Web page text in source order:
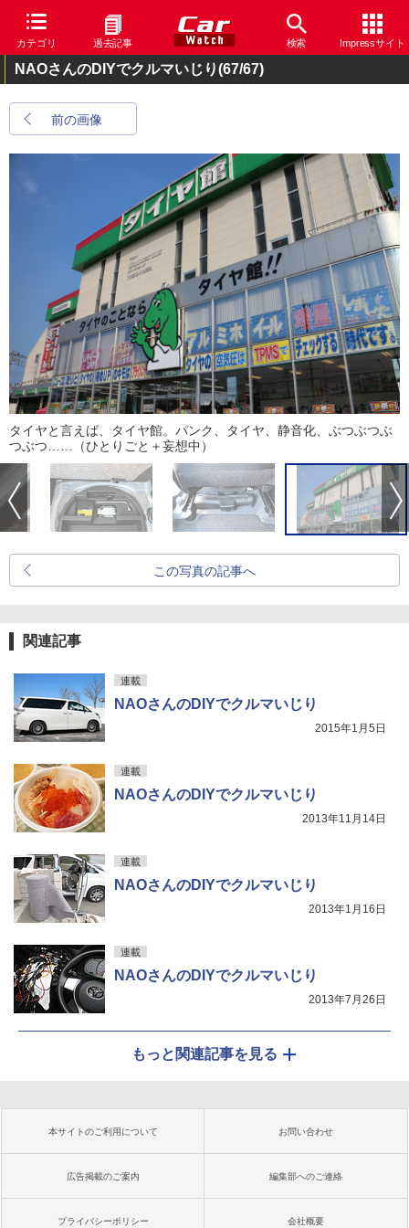
カテゴリ 過去記事 検索 Impressサイト
NAOさんのDIYでクルマいじり(67/67)
前の画像
タイヤと言えば、タイヤ館。パンク、タイヤ、静音化、ぶつぶつぶ
つぶつ……（ひとりごと＋妄想中）
この写真の記事へ
関連記事
連載
NAOさんのDIYでクルマいじり
2015年1月5日
連載
NAOさんのDIYでクルマいじり
2013年11月14日
連載
NAOさんのDIYでクルマいじり
2013年1月16日
連載
NAOさんのDIYでクルマいじり
2013年7月26日
もっと関連記事を見る
本サイトのご利用について お問い合わせ
広告掲載のご案内 編集部へのご連絡
プライバシーポリシー 会社概要